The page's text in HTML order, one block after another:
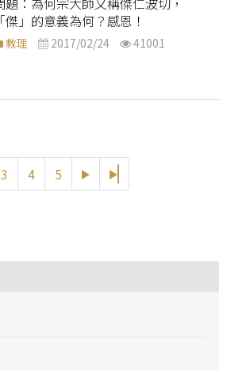
「傑」的意義為何？感恩！
教理 2017/02/24 41001
3 4 5